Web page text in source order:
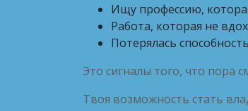
Ищу профессию,
Работа, которая не
Потерялась
Это сигналы того, что пора
Твоя возможность стать